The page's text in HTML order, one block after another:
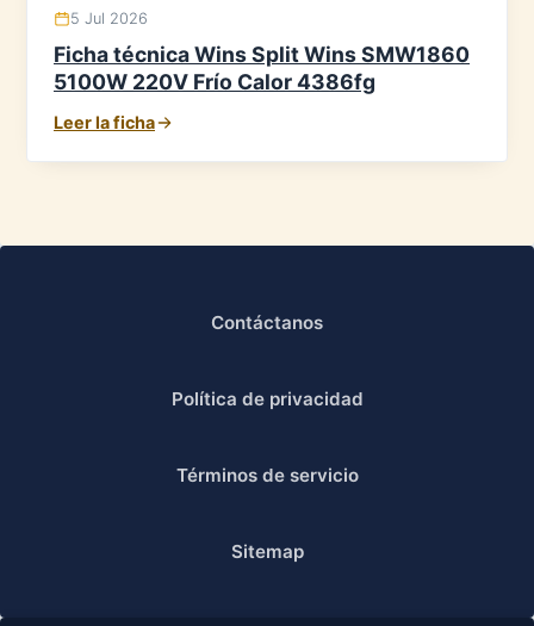
5 Jul 2026
Ficha técnica Wins Split Wins SMW1860
5100W 220V Frío Calor 4386fg
Leer la ficha
Contáctanos
Política de privacidad
Términos de servicio
Sitemap